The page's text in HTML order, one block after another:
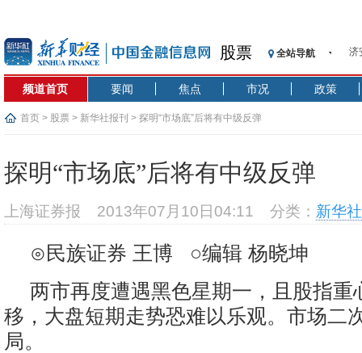
股票 全站导航
【
记
基
沥
频道首页 要闻 焦点 市况 政策
首页 > 股票 > 新华社报刊 > 探明“市场底”后将有中级反弹
探明“市场底”后将有中级反弹
上海证券报 2013年07月10日04:11 分类： 新华
⊙民族证券 王博 ○编辑 杨晓坤
两市再度遭遇黑色星期一，且股指重
移，大盘短期走势恐难以乐观。市场二
局。